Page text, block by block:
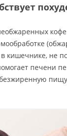
кишечнике, не
печени